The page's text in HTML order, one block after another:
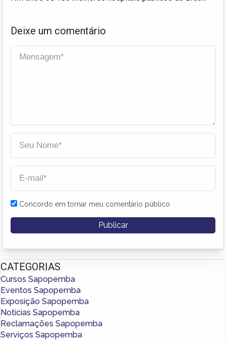
Deixe um comentário
Concordo em tornar meu comentário público
CATEGORIAS
Cursos Sapopemba
Eventos Sapopemba
Exposição Sapopemba
Notícias Sapopemba
Reclamações Sapopemba
Serviços Sapopemba